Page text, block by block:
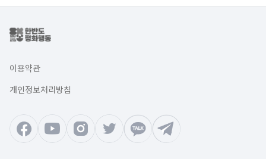
이용약관
개인정보처리방침